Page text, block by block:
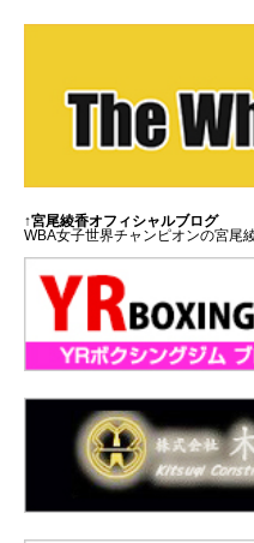
↑宮尾綾香オフィシャルブログ
WBA女子世界チャンピオンの宮尾